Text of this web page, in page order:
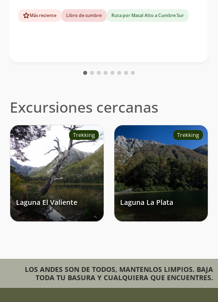
Más reciente Libro de cumbre Ruta por Macal Alto a Cumbre Sur
Excursiones cercanas
Trekking
Laguna El Valiente
Trekking
Laguna La Plata
LOS ANDES SON DE TODOS, MANTENLOS LIMPIOS. BAJA
TODA TU BASURA Y CUALQUIERA QUE ENCUENTRES.